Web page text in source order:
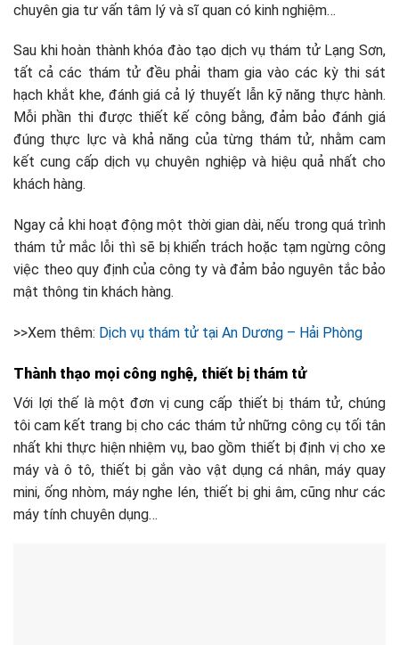
chuyên gia tư vấn tâm lý và sĩ quan có kinh nghiệm…
Sau khi hoàn thành khóa đào tạo dịch vụ thám tử Lạng Sơn,
tất cả các thám tử đều phải tham gia vào các kỳ thi sát
hạch khắt khe, đánh giá cả lý thuyết lẫn kỹ năng thực hành.
Mỗi phần thi được thiết kế công bằng, đảm bảo đánh giá
đúng thực lực và khả năng của từng thám tử, nhằm cam
kết cung cấp dịch vụ chuyên nghiệp và hiệu quả nhất cho
khách hàng.
Ngay cả khi hoạt động một thời gian dài, nếu trong quá trình
thám tử mắc lỗi thì sẽ bị khiển trách hoặc tạm ngừng công
việc theo quy định của công ty và đảm bảo nguyên tắc bảo
mật thông tin khách hàng.
>>Xem thêm: Dịch vụ thám tử tại An Dương – Hải Phòng
Thành thạo mọi công nghệ, thiết bị thám tử
Với lợi thế là một đơn vị cung cấp thiết bị thám tử, chúng
tôi cam kết trang bị cho các thám tử những công cụ tối tân
nhất khi thực hiện nhiệm vụ, bao gồm thiết bị định vị cho xe
máy và ô tô, thiết bị gắn vào vật dụng cá nhân, máy quay
mini, ống nhòm, máy nghe lén, thiết bị ghi âm, cũng như các
máy tính chuyên dụng…